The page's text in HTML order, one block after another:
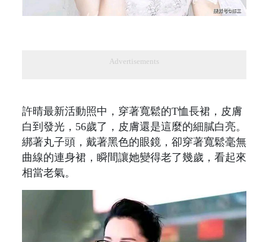
Advertisements
許晴最新活動照中，穿著寬鬆的T恤長裙，皮膚
白到發光，56歲了，皮膚還是這麼的細膩白亮。
綁著丸子頭，戴著黑色的眼鏡，卻穿著寬鬆毫無
曲線的連身裙，瞬間讓她變得老了幾歲，看起來
相當老氣。